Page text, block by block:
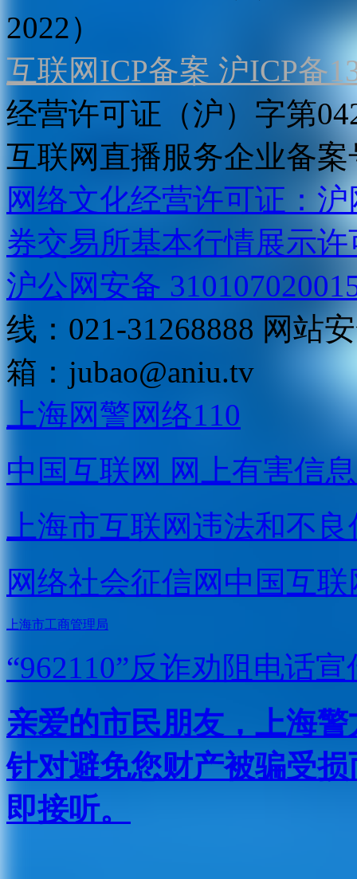
2022）
互联网ICP备案 沪ICP备
经营许可证（沪）字第
互联网直播服务企业备案
网络文化经营许可证：
券交易所基本行情展示许
沪公网安备
线：021-31268888 网站
箱： jubao@aniu.tv
上海网警网络110
中国互联网 网上有害信
上海市互联网违法和不
网络社会征信网 中国互
上海市工商管理局
“962110”反诈劝阻电话宣
亲爱的市民朋友，上海
针对避免您财产被骗受
即接听。